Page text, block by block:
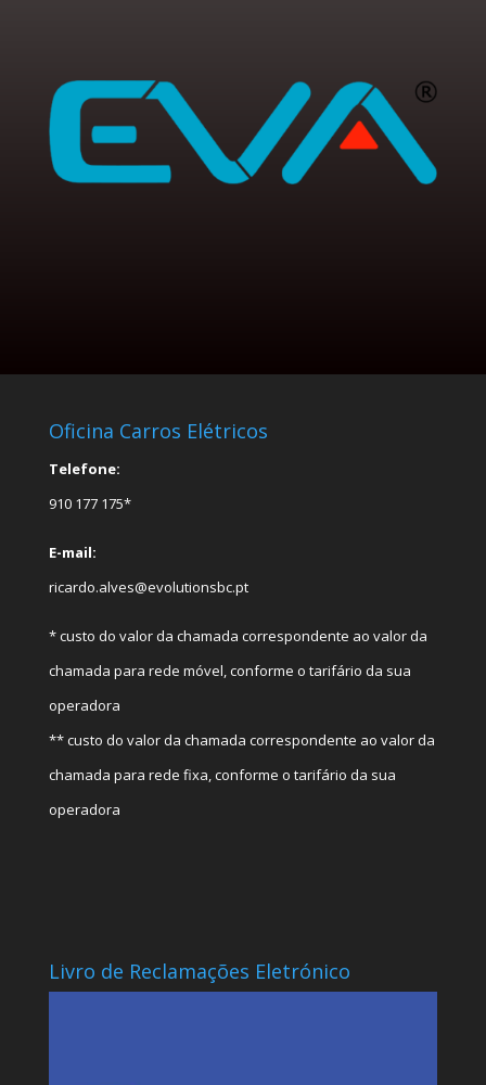
Oficina Carros Elétricos
Telefone:
910 177 175*
E-mail:
ricardo.alves@evolutionsbc.pt
* custo do valor da chamada correspondente ao valor da
chamada para rede móvel, conforme o tarifário da sua
operadora
** custo do valor da chamada correspondente ao valor da
chamada para rede fixa, conforme o tarifário da sua
operadora
Livro de Reclamações Eletrónico